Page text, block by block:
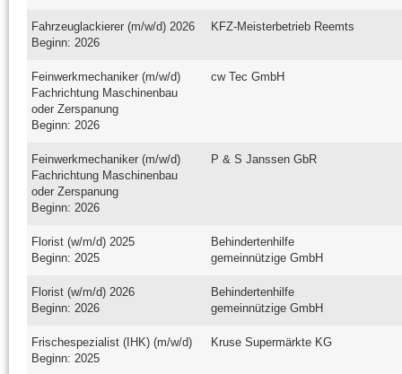
Fahrzeuglackierer (m/w/d) 2026
Beginn: 2026
KFZ-Meisterbetrieb Reemts
Feinwerkmechaniker (m/w/d)
Fachrichtung Maschinenbau
oder Zerspanung
Beginn: 2026
cw Tec GmbH
Feinwerkmechaniker (m/w/d)
Fachrichtung Maschinenbau
oder Zerspanung
Beginn: 2026
P & S Janssen GbR
Florist (w/m/d) 2025
Beginn: 2025
Behindertenhilfe
gemeinnützige GmbH
Florist (w/m/d) 2026
Beginn: 2026
Behindertenhilfe
gemeinnützige GmbH
Frischespezialist (IHK) (m/w/d)
Beginn: 2025
Kruse Supermärkte KG